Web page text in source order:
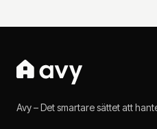
Avy – Det smartare sättet att